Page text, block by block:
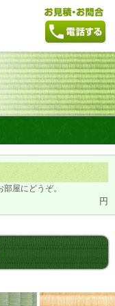
屋にどうぞ。
円